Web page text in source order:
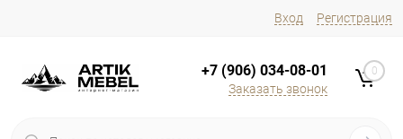
Вход Регистрация
+7 (906) 034-08-01
Заказать звонок
0